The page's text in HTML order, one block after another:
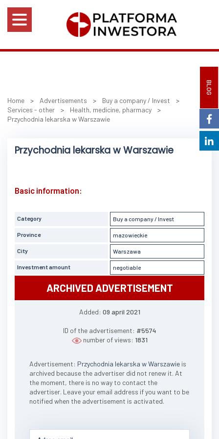
BLOG
Home > Advertisements > Buy a company / Invest >
Services - other > Health, medicine, pharmacy >
Przychodnia lekarska w Warszawie
Przychodnia lekarska w Warszawie
Basic information:
Category Buy a company / Invest
Province mazowieckie
City Warszawa
Investment amount negotiable
ARCHIVED ADVERTISEMENT
Added: 09 april 2021
ID of the advertisement: #5574
number of views: 1831
Advertisement: Przychodnia lekarska w Warszawie is
archived because the advertiser did not renew it. At
the moment, there is no way to contact the
advertiser. Leave your email address if you want to be
notified when the advertisement is activated.